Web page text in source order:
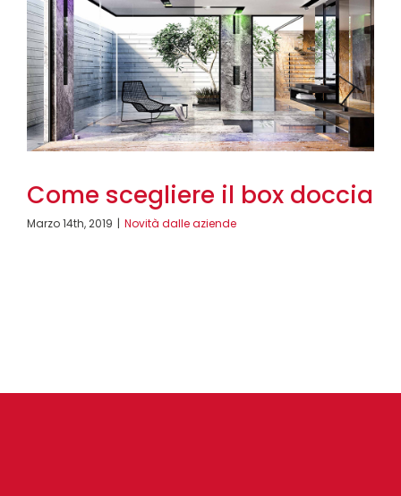
Come scegliere il box doccia
Marzo 14th, 2019 | Novità dalle aziende